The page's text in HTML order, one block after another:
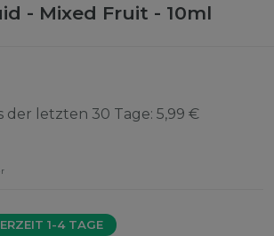
- Mixed Fruit - 10ml
der letzten 30 Tage: 5,99 €
1-4 TAGE